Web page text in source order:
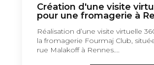
Création d'une visite
pour une fromagerie à
Réalisation d’une visite virtuelle
la fromagerie Fourmaj Club,
rue Malakoff à Rennes....